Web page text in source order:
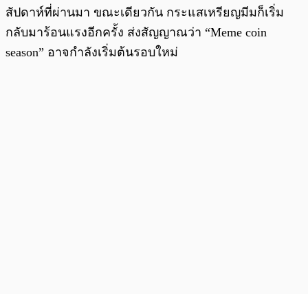
สัปดาห์ที่ผ่านมา ขณะเดียวกัน กระแสเหรียญมีมก็เริ่ม
กลับมาร้อนแรงอีกครั้ง ส่งสัญญาณว่า “Meme coin
season” อาจกำลังเริ่มต้นรอบใหม่